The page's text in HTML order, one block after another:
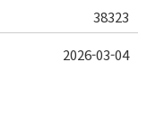
38323
2026-03-04